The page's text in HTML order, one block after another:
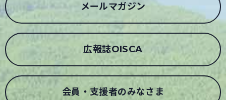
メールマガジン
広報誌OISCA
会員・支援者のみなさま